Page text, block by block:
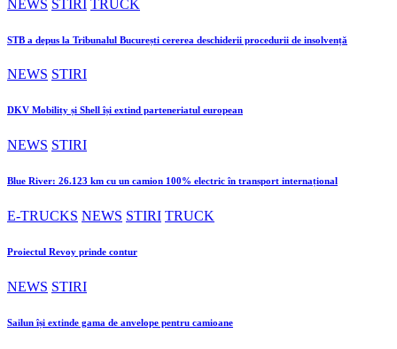
NEWS STIRI TRUCK
STB a depus la Tribunalul București cererea deschiderii procedurii de insolvență
NEWS STIRI
DKV Mobility și Shell își extind parteneriatul european
NEWS STIRI
Blue River: 26.123 km cu un camion 100% electric în transport internațional
E-TRUCKS NEWS STIRI TRUCK
Proiectul Revoy prinde contur
NEWS STIRI
Sailun își extinde gama de anvelope pentru camioane